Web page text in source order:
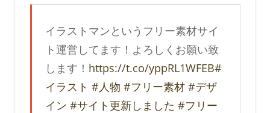
イラストマンというフリー素材サイ
ト運営してます！よろしくお願い致
します！ https://t.co/yppRL1WFEB#
イラスト #人物 #フリー素材 #デザ
イン #サイト更新しました #フリー